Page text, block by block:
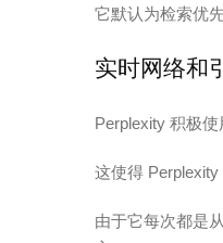
它默认为检索优
实时网络和
Perplexity 积极
这使得
由于它每次都是